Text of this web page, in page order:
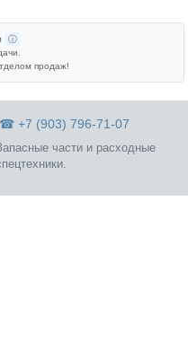
ⓘ
продаж!
☎ +7 (903) 796-71-07
части и расходные